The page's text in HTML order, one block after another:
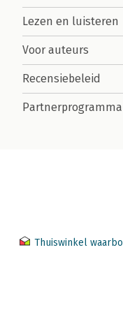
Lezen en luisteren
Voor auteurs
Recensiebeleid
Partnerprogramma
Thuiswinkel